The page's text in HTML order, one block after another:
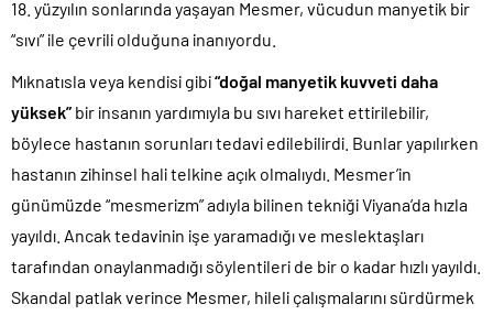
18. yüzyılın sonlarında yaşayan Mesmer, vücudun manyetik bir
“sıvı” ile çevrili olduğuna inanıyordu.
Mıknatısla veya kendisi gibi“doğal manyetik kuvveti daha
yüksek” bir insanın yardımıyla bu sıvı hareket ettirilebilir,
böylece hastanın sorunları tedavi edilebilirdi. Bunlar yapılırken
hastanın zihinsel hali telkine açık olmalıydı. Mesmer’in
günümüzde “mesmerizm” adıyla bilinen tekniği Viyana’da hızla
yayıldı. Ancak tedavinin işe yaramadığı ve meslektaşları
tarafından onaylanmadığı söylentileri de bir o kadar hızlı yayıldı.
Skandal patlak verince Mesmer, hileli çalışmalarını sürdürmek